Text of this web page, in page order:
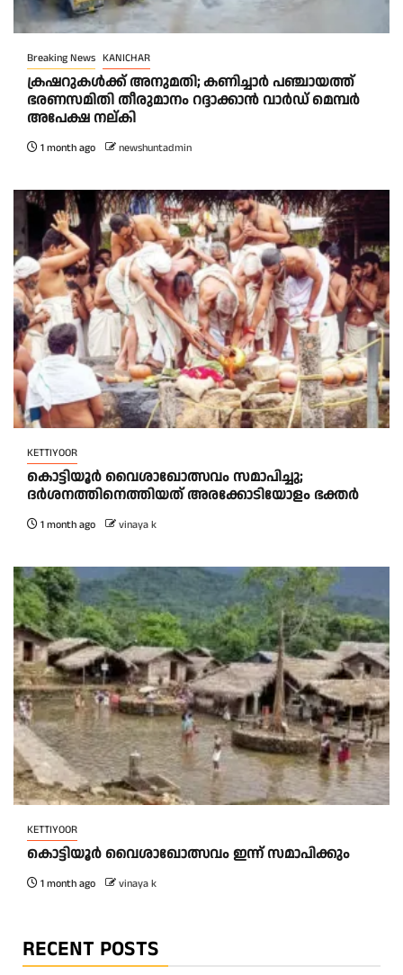
Breaking News KANICHAR
ക്രഷറുകൾക്ക് അനുമതി; കണിച്ചാർ പഞ്ചായത്ത്
ഭരണസമിതി തീരുമാനം റദ്ദാക്കാൻ വാർഡ് മെമ്പർ
അപേക്ഷ നല്കി
1 month ago newshuntadmin
KETTIYOOR
കൊട്ടിയൂർ വൈശാഖോത്സവം സമാപിച്ചു;
ദർശനത്തിനെത്തിയത്‌ അരക്കോടിയോളം ഭക്തർ
1 month ago vinaya k
KETTIYOOR
കൊട്ടിയൂർ വൈശാഖോത്സവം ഇന്ന് സമാപിക്കും
1 month ago vinaya k
RECENT POSTS